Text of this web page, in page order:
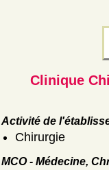
Clinique
Activité de
Chirurgie
MCO - Médecine,